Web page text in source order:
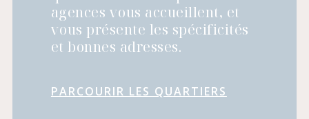
agences vous accueillent, et
vous présente les spécificités
et bonnes adresses.
PARCOURIR LES QUARTIERS